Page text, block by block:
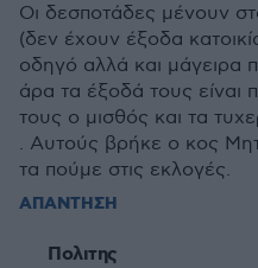
Οι δεσποτάδες μένουν
(δεν έχουν έξοδα
οδηγό αλλά και μάγειρα
άρα τα έξοδά τους είναι
τους ο μισθός και τα
. Αυτούς βρήκε ο κος
τα πούμε στις εκλογές.
ΑΠΑΝΤΗΣΗ
Πολιτης